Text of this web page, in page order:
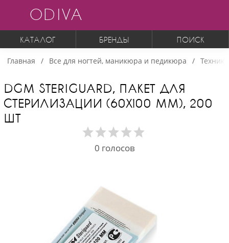
ODIVA
КАТАЛОГ БРЕНДЫ ПОИСК
Главная Все для ногтей, маникюра и педикюра
DGM STERIGUARD, ПАКЕТ ДЛЯ
СТЕРИЛИЗАЦИИ (60Х100 ММ), 200
ШТ
0 голосов